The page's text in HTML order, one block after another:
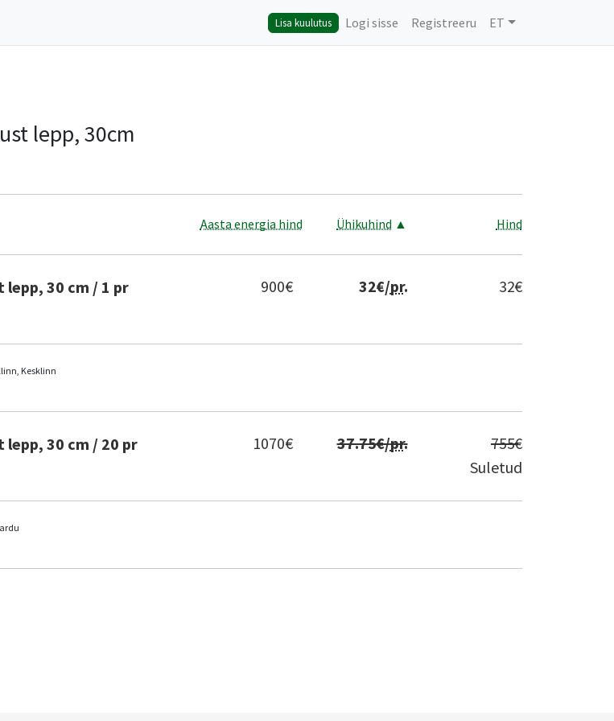
Lisa kuulutus Logi sisse Registreeru ET
lepp, 30cm
Aasta energia hind Ühikuhind ▲ Hind
32€
32€/pr.
900€
lepp, 30 cm / 1 pr
Kesklinn
755€
Suletud
37.75€/pr.
1070€
lepp, 30 cm / 20 pr